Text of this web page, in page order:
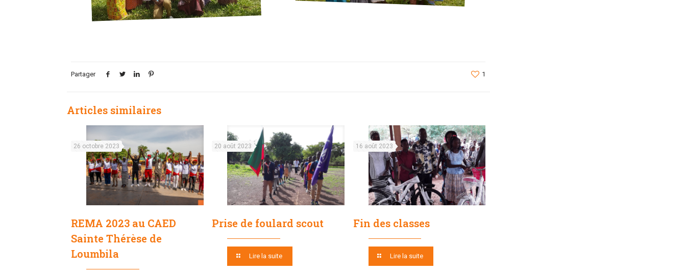
Partager 1
Articles similaires
26 octobre 2023
REMA 2023 au CAED
Sainte Thérèse de
Loumbila
20 août 2023
Prise de foulard scout
Lire la suite
16 août 2023
Fin des classes
Lire la suite